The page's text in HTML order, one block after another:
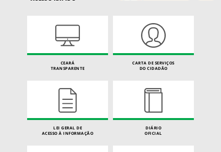
CEARÁ
TRANSPARENTE
CARTA DE SERVIÇOS
DO CIDADÃO
LEI GERAL DE
ACESSO À INFORMAÇÃO
DIÁRIO
OFICIAL